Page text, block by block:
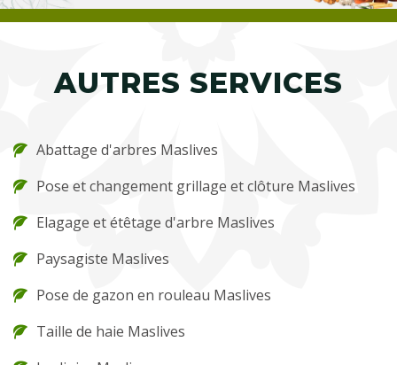
AUTRES SERVICES
Abattage d'arbres Maslives
Pose et changement grillage et clôture Maslives
Elagage et étêtage d'arbre Maslives
Paysagiste Maslives
Pose de gazon en rouleau Maslives
Taille de haie Maslives